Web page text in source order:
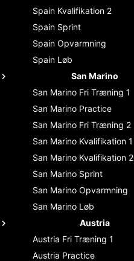
Spain Kvalifikation 2
Spain Sprint
Spain Opvarmning
Spain Løb
San Marino
San Marino Fri Træning 1
San Marino Practice
San Marino Fri Træning 2
San Marino Kvalifikation 1
San Marino Kvalifikation 2
San Marino Sprint
San Marino Opvarmning
San Marino Løb
Austria
Austria Fri Træning 1
Austria Practice